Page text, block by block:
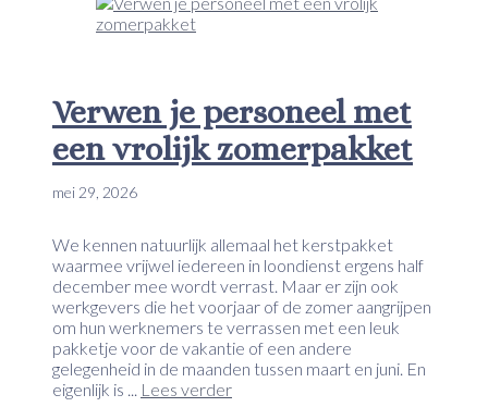
Verwen je personeel met
een vrolijk zomerpakket
mei 29, 2026
We kennen natuurlijk allemaal het kerstpakket
waarmee vrijwel iedereen in loondienst ergens half
december mee wordt verrast. Maar er zijn ook
werkgevers die het voorjaar of de zomer aangrijpen
om hun werknemers te verrassen met een leuk
pakketje voor de vakantie of een andere
gelegenheid in de maanden tussen maart en juni. En
eigenlijk is ...
Lees verder